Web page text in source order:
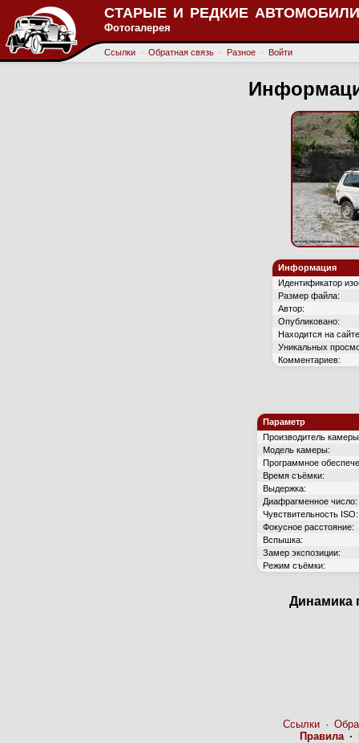
СТАРЫЕ И РЕДКИЕ
Фотогалерея
Ссылки · Обратная связь · Разное · Войти
Информация
Идентификатор
Размер файла:
Автор:
Опубликовано:
Находится на
Уникальных
Комментариев:
Параметр
Производитель
Модель камеры:
Программное
Время съёмки:
Выдержка:
Диафрагменное число:
Чувствительность ISO:
Фокусное расстояние:
Вспышка:
Замер экспозиции:
Режим съёмки:
Динамика
Ссылки·
Правила·